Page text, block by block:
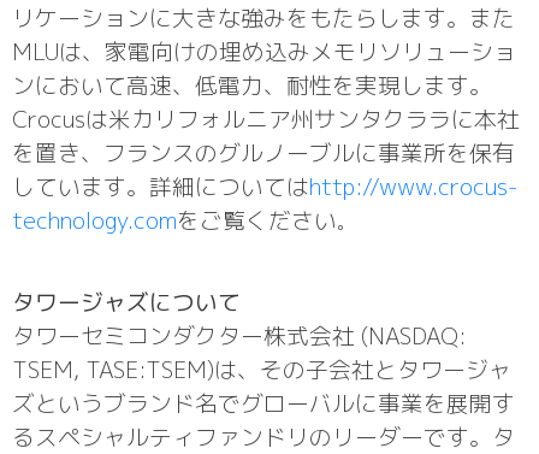
リケーションに大きな強みをもたらします。また
MLUは、家電向けの埋め込みメモリソリューショ
ンにおいて高速、低電力、耐性を実現します。
Crocusは米カリフォルニア州サンタクララに本社
を置き、フランスのグルノーブルに事業所を保有
しています。詳細についてはhttp://www.crocus-
technology.comをご覧ください。
タワージャズについて
タワーセミコンダクター株式会社 (NASDAQ:
TSEM, TASE:TSEM)は、その子会社とタワージャ
ズというブランド名でグローバルに事業を展開す
るスペシャルティファンドリのリーダーです。タ